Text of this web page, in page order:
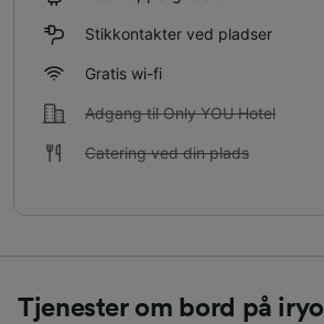
Stikkontakter ved pladser
Gratis wi-fi
Adgang til Only YOU Hotel
Catering ved din plads
Tjenester om bord på iryo